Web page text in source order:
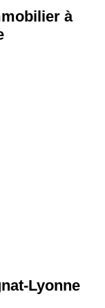
à
Lyonne